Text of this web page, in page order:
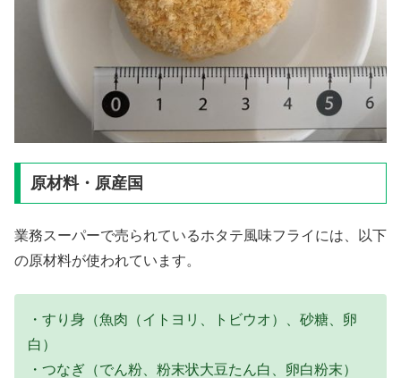
原材料・原産国
業務スーパーで売られているホタテ風味フライには、以下
の原材料が使われています。
・すり身（魚肉（イトヨリ、トビウオ）、砂糖、卵
白）
・つなぎ（でん粉、粉末状大豆たん白、卵白粉末）